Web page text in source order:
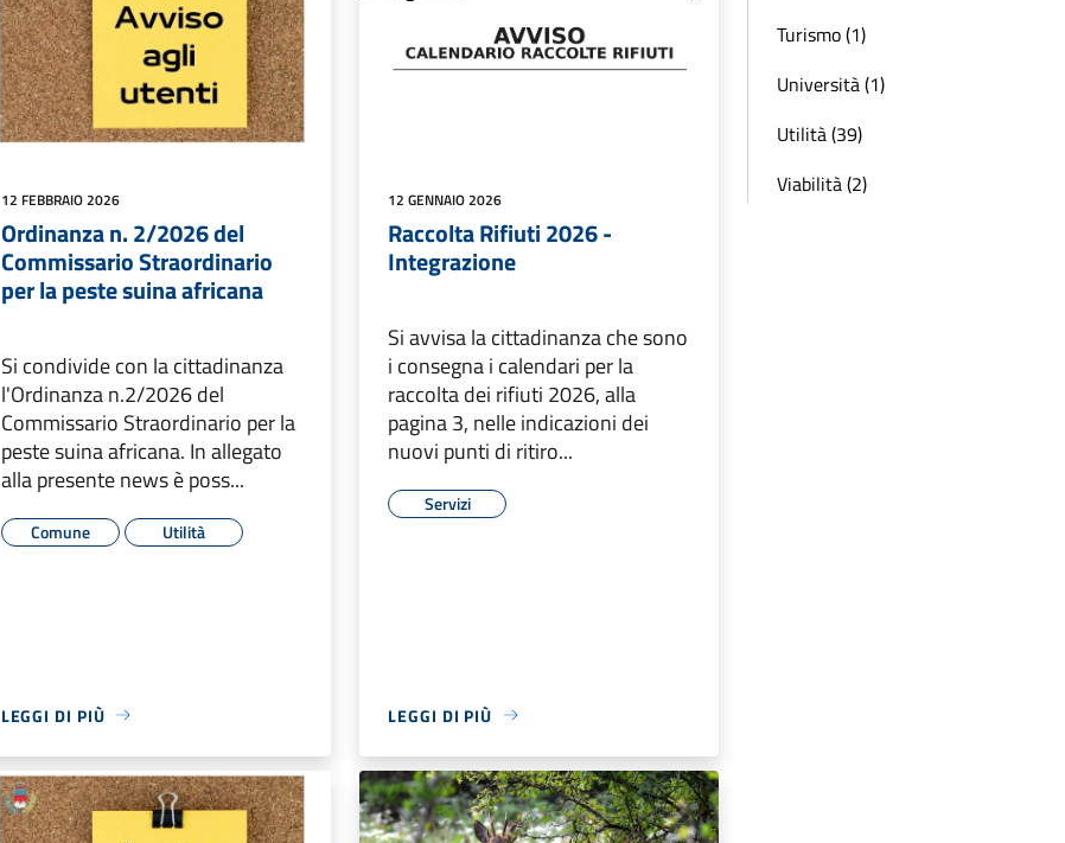
12 FEBBRAIO 2026
Ordinanza n. 2/2026 del
Commissario Straordinario
per la peste suina africana
Si condivide con la cittadinanza
l'Ordinanza n.2/2026 del
Commissario Straordinario per la
peste suina africana. In allegato
alla presente news è poss...
Comune Utilità
LEGGI DI PIÙ
12 GENNAIO 2026
Raccolta Rifiuti 2026 -
Integrazione
Si avvisa la cittadinanza che sono
i consegna i calendari per la
raccolta dei rifiuti 2026, alla
pagina 3, nelle indicazioni dei
nuovi punti di ritiro...
Servizi
LEGGI DI PIÙ
Turismo (1)
Università (1)
Utilità (39)
Viabilità (2)